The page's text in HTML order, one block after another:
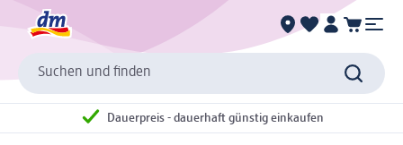
Suchen und finden
Dauerpreis - dauerhaft günstig einkaufen